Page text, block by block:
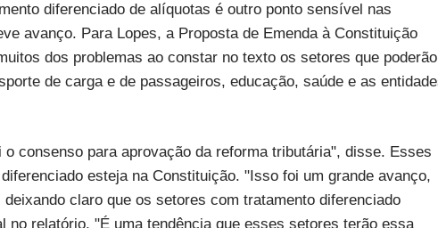
diferenciado de alíquotas é outro ponto sensível nas
avanço. Para Lopes, a Proposta de Emenda à Constituição
dos problemas ao constar no texto os setores que poderão
de carga e de passageiros, educação, saúde e as
consenso para aprovação da reforma tributária", disse. Esses
esteja na Constituição. "Isso foi um grande avanço,
claro que os setores com tratamento diferenciado
relatório. "É uma tendência que esses setores terão essa